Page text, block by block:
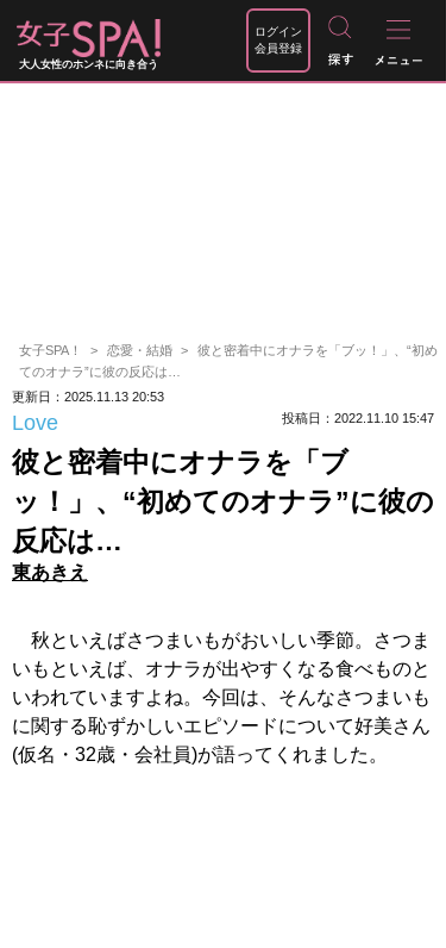
大人女性のホンネに向き合う
ログイン
会員登録
女子SPA！ 恋愛・結婚
彼と密着中にオナラを「ブッ！」、“初め
てのオナラ”に彼の反応は…
更新日：2025.11.13 20:53
Love 投稿日：2022.11.10 15:47
彼と密着中にオナラを「ブ
ッ！」、“初めてのオナラ”に彼の
反応は…
東あきえ
秋といえばさつまいもがおいしい季節。さつま
いもといえば、オナラが出やすくなる食べものと
いわれていますよね。今回は、そんなさつまいも
に関する恥ずかしいエピソードについて好美さん
(仮名・32歳・会社員)が語ってくれました。